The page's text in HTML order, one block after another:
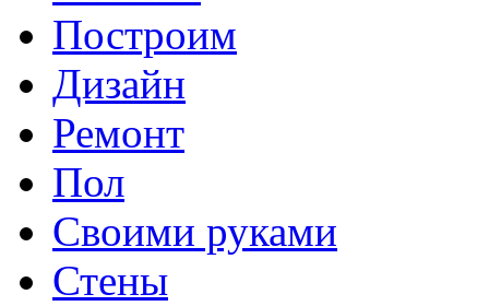
Построим
Дизайн
Ремонт
Пол
Своими руками
Стены